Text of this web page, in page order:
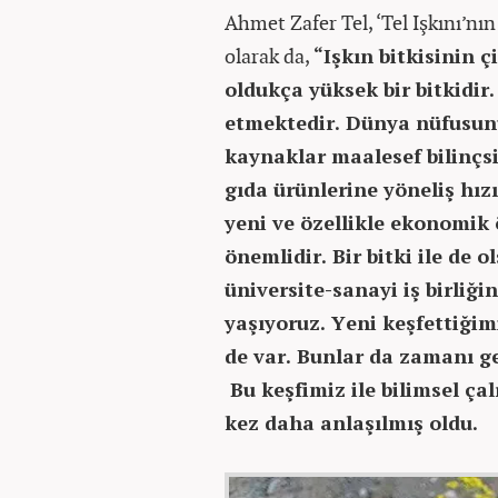
Ahmet Zafer Tel, ‘Tel
olarak da, “Işkın bitkisinin
oldukça yüksek bir
etmektedir. Dünya
kaynaklar maalesef
gıda ürünlerine yöneliş
yeni ve özellikle
önemlidir. Bir bitki ile de
üniversite-sanayi iş
yaşıyoruz. Yeni
de var. Bunlar da zamanı
Bu keşfimiz ile bilimsel
kez daha anlaşılmış oldu.